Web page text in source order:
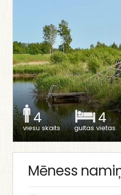
4
viesu skaits
4
gultas vietas
Mēness